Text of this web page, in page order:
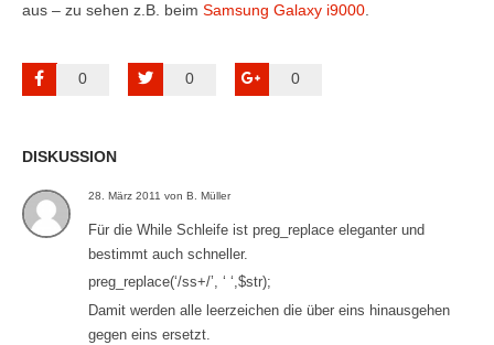
aus – zu sehen z.B. beim Samsung Galaxy i9000.
0 0 0
DISKUSSION
28. März 2011 von B. Müller
Für die While Schleife ist preg_replace eleganter und
bestimmt auch schneller.
preg_replace(‘/ss+/’, ‘ ‘,$str);
Damit werden alle leerzeichen die über eins hinausgehen
gegen eins ersetzt.